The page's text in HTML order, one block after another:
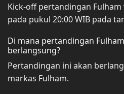
Kick-off pertandingan Fulham
pada pukul 20:00 WIB pada
Di mana pertandingan
berlangsung?
Pertandingan ini akan
markas Fulham.